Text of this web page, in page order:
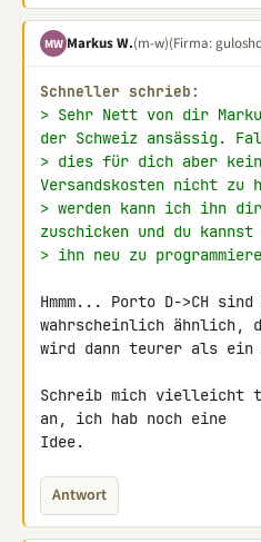
MW Markus W.(m-w)(Firma:
Schneller schrieb:
> Sehr Nett von dir
der Schweiz ansässig.
> dies für dich aber
Versandskosten nicht zu
> werden kann ich ihn
zuschicken und du kannst
> ihn neu zu
Hmmm... Porto D->CH
wahrscheinlich ähnlich,
wird dann teurer als ein
Schreib mich vielleicht
an, ich hab noch eine
Idee.
Antwort